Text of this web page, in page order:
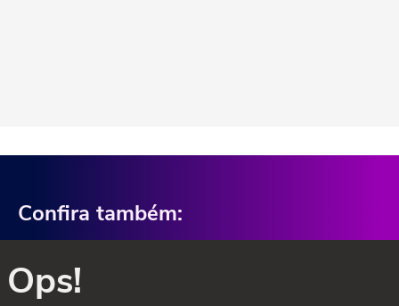
Confira também:
Ops!